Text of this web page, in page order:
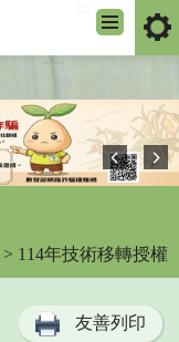
> 114年技術移轉授權
友善列印